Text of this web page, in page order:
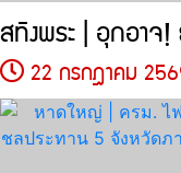
22 กรกฎาคม